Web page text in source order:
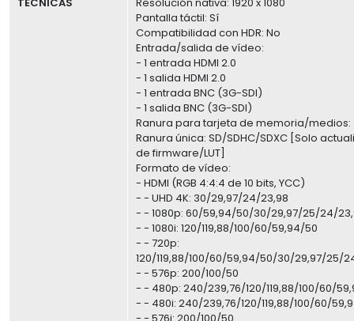
Pantalla táctil: Sí
Compatibilidad con HDR: No
Entrada/salida de vídeo:
- 1 entrada HDMI 2.0
- 1 salida HDMI 2.0
- 1 entrada BNC (3G-SDI)
- 1 salida BNC (3G-SDI)
Ranura para tarjeta de memoria/medios:
Ranura única: SD/SDHC/SDXC [Solo
de firmware/LUT]
Formato de vídeo:
- HDMI (RGB 4:4:4 de 10 bits, YCC)
- - UHD 4K: 30/29,97/24/23,98
- - 1080p: 60/59,94/50/30/29,97/25/24/
- - 1080i: 120/119,88/100/60/59,94/50
- - 720p:
120/119,88/100/60/59,94/50/30/29,97/25/
- - 576p: 200/100/50
- - 480p: 240/239,76/120/119,88/100/60/
- - 480i: 240/239,76/120/119,88/100/60/
- - 576i: 200/100/50